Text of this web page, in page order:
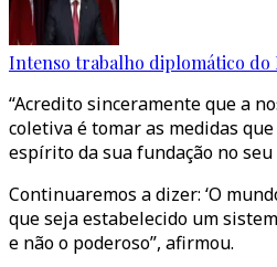
Intenso trabalho diplomático do
“Acredito sinceramente que a
coletiva é tomar as medidas
espírito da sua fundação no seu
Continuaremos a dizer: ‘O
que seja estabelecido um
e não o poderoso”, afirmou.